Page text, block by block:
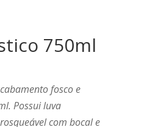
750ml
fosco e
Possui luva
com bocal e